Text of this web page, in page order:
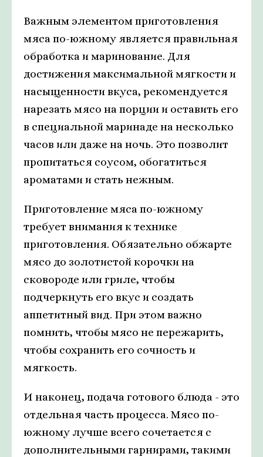
Важным элементом приготовления
мяса по-южному является правильная
обработка и маринование. Для
достижения максимальной мягкости и
насыщенности вкуса, рекомендуется
нарезать мясо на порции и оставить его
в специальной маринаде на несколько
часов или даже на ночь. Это позволит
пропитаться соусом, обогатиться
ароматами и стать нежным.
Приготовление мяса по-южному
требует внимания к технике
приготовления. Обязательно обжарте
мясо до золотистой корочки на
сковороде или гриле, чтобы
подчеркнуть его вкус и создать
аппетитный вид. При этом важно
помнить, чтобы мясо не пережарить,
чтобы сохранить его сочность и
мягкость.
И наконец, подача готового блюда - это
отдельная часть процесса. Мясо по-
южному лучше всего сочетается с
дополнительными гарнирами, такими